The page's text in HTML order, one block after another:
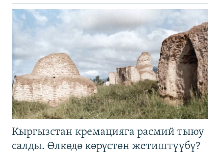
Кыргызстан кремацияга расмий тыюу
салды. Өлкөдө көрүстөн жетиштүүбү?